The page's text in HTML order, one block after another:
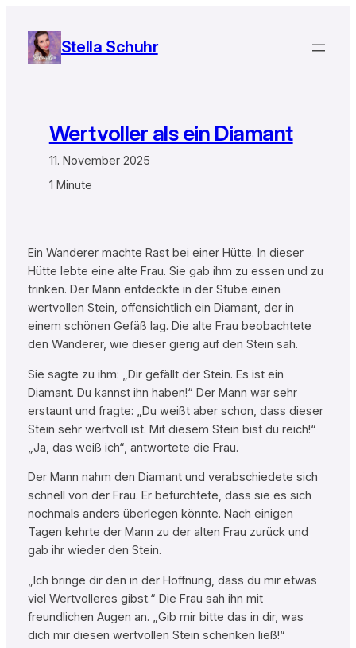
Inhalt
springen
Stella Schuhr
Wertvoller als ein Diamant
11. November 2025
1 Minute
Ein Wanderer machte Rast bei einer Hütte. In dieser
Hütte lebte eine alte Frau. Sie gab ihm zu essen und zu
trinken. Der Mann entdeckte in der Stube einen
wertvollen Stein, offensichtlich ein Diamant, der in
einem schönen Gefäß lag. Die alte Frau beobachtete
den Wanderer, wie dieser gierig auf den Stein sah.
Sie sagte zu ihm: „Dir gefällt der Stein. Es ist ein
Diamant. Du kannst ihn haben!“ Der Mann war sehr
erstaunt und fragte: „Du weißt aber schon, dass dieser
Stein sehr wertvoll ist. Mit diesem Stein bist du reich!“
„Ja, das weiß ich“, antwortete die Frau.
Der Mann nahm den Diamant und verabschiedete sich
schnell von der Frau. Er befürchtete, dass sie es sich
nochmals anders überlegen könnte. Nach einigen
Tagen kehrte der Mann zu der alten Frau zurück und
gab ihr wieder den Stein.
„Ich bringe dir den in der Hoffnung, dass du mir etwas
viel Wertvolleres gibst.“ Die Frau sah ihn mit
freundlichen Augen an. „Gib mir bitte das in dir, was
dich mir diesen wertvollen Stein schenken ließ!“